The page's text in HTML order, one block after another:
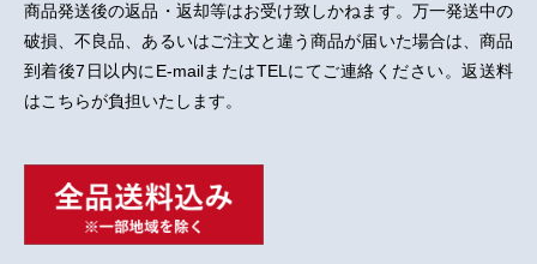
商品発送後の返品・返却等はお受け致しかねます。万一発送中の
破損、不良品、あるいはご注文と違う商品が届いた場合は、商品
到着後7日以内にE-mailまたはTELにてご連絡ください。返送料
はこちらが負担いたします。